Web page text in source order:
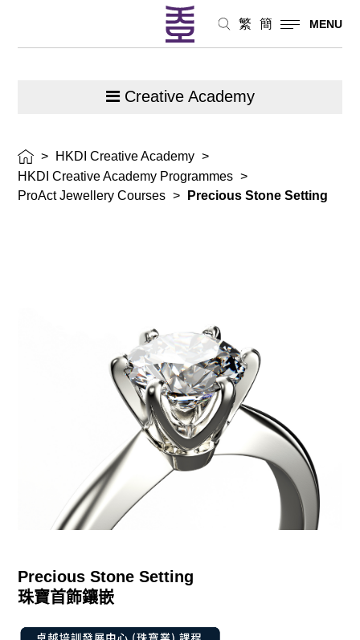
繁 簡 MENU
Creative Academy
> HKDI Creative Academy >
HKDI Creative Academy Programmes >
ProAct Jewellery Courses > Precious Stone Setting
Precious Stone Setting
珠寶首飾鑲嵌